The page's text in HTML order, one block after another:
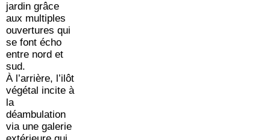
jardin grâce
aux multiples
ouvertures qui
se font écho
entre nord et
sud.
À l’arrière, l’ilôt
végétal incite à
la
déambulation
via une galerie